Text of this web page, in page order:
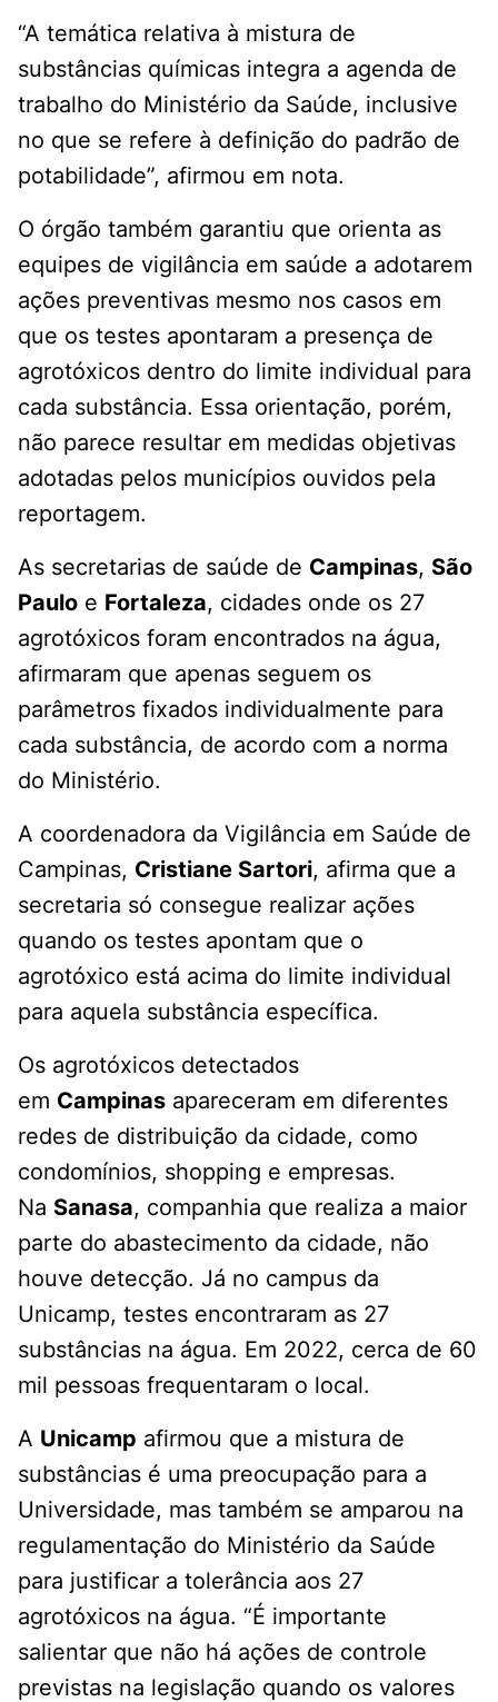
“A temática relativa à mistura de
substâncias químicas integra a agenda de
trabalho do Ministério da Saúde, inclusive
no que se refere à definição do padrão de
potabilidade”, afirmou em nota.
O órgão também garantiu que orienta as
equipes de vigilância em saúde a adotarem
ações preventivas mesmo nos casos em
que os testes apontaram a presença de
agrotóxicos dentro do limite individual para
cada substância. Essa orientação, porém,
não parece resultar em medidas objetivas
adotadas pelos municípios ouvidos pela
reportagem.
As secretarias de saúde de Campinas, São
Paulo e Fortaleza, cidades onde os 27
agrotóxicos foram encontrados na água,
afirmaram que apenas seguem os
parâmetros fixados individualmente para
cada substância, de acordo com a norma
do Ministério.
A coordenadora da Vigilância em Saúde de
Campinas, Cristiane Sartori, afirma que a
secretaria só consegue realizar ações
quando os testes apontam que o
agrotóxico está acima do limite individual
para aquela substância específica.
Os agrotóxicos detectados
em Campinas apareceram em diferentes
redes de distribuição da cidade, como
condomínios, shopping e empresas.
Na Sanasa, companhia que realiza a maior
parte do abastecimento da cidade, não
houve detecção. Já no campus da
Unicamp, testes encontraram as 27
substâncias na água. Em 2022, cerca de 60
mil pessoas frequentaram o local.
A Unicamp afirmou que a mistura de
substâncias é uma preocupação para a
Universidade, mas também se amparou na
regulamentação do Ministério da Saúde
para justificar a tolerância aos 27
agrotóxicos na água. “É importante
salientar que não há ações de controle
previstas na legislação quando os valores